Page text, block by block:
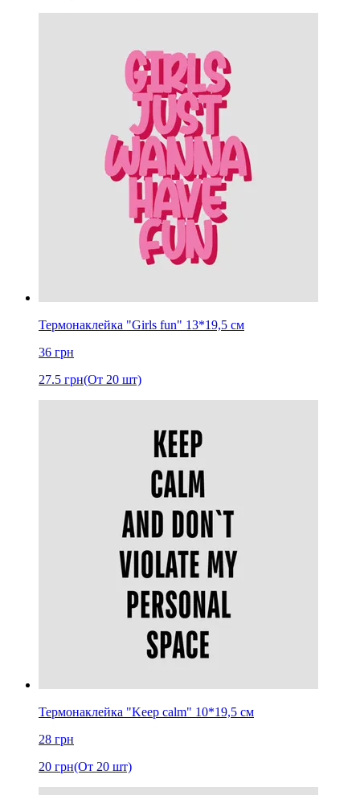
Термонаклейка "Girls fun" 13*19,5 см
36 грн
27.5 грн(От 20 шт)
Термонаклейка "Keep calm" 10*19,5 см
28 грн
20 грн(От 20 шт)